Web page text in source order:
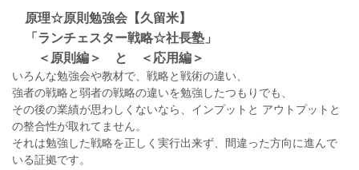
原理☆原則勉強会 【久留米】
「ランチェスター戦略☆社長塾」
＜原則編＞ と ＜応用編＞
いろんな勉強会や教材で、戦略と戦術の違い、
強者の戦略と弱者の戦略の違いを勉強したつもりでも、
その後の業績が思わしくないなら、インプットと アウトプットと
の整合性が取れてません。
それは勉強した戦略を正しく実行出来ず、間違った方向に進んで
いる証拠です。